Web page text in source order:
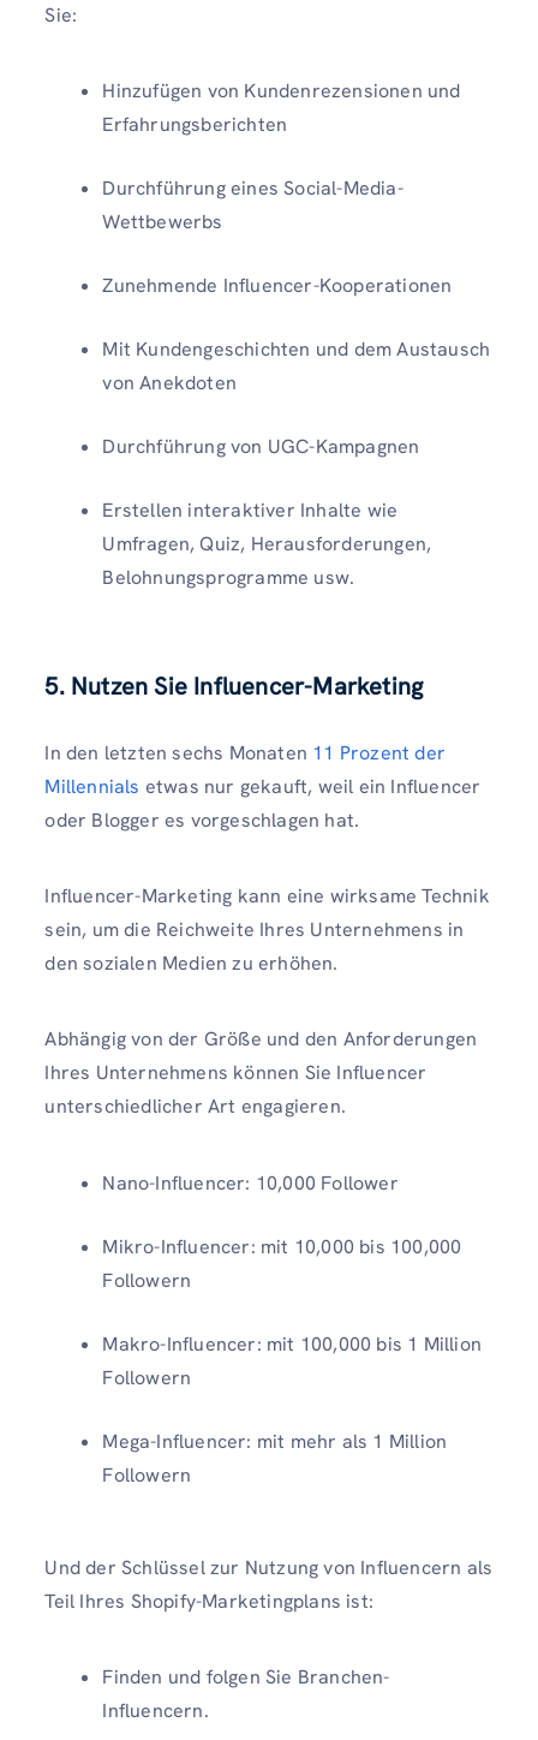
Sie:
Hinzufügen von Kundenrezensionen und
Erfahrungsberichten
Durchführung eines Social-Media-
Wettbewerbs
Zunehmende Influencer-Kooperationen
Mit Kundengeschichten und dem Austausch
von Anekdoten
Durchführung von UGC-Kampagnen
Erstellen interaktiver Inhalte wie
Umfragen, Quiz, Herausforderungen,
Belohnungsprogramme usw.
5. Nutzen Sie Influencer-Marketing
In den letzten sechs Monaten 11 Prozent der
Millennials etwas nur gekauft, weil ein Influencer
oder Blogger es vorgeschlagen hat.
Influencer-Marketing kann eine wirksame Technik
sein, um die Reichweite Ihres Unternehmens in
den sozialen Medien zu erhöhen.
Abhängig von der Größe und den Anforderungen
Ihres Unternehmens können Sie Influencer
unterschiedlicher Art engagieren.
Nano-Influencer: 10,000 Follower
Mikro-Influencer: mit 10,000 bis 100,000
Followern
Makro-Influencer: mit 100,000 bis 1 Million
Followern
Mega-Influencer: mit mehr als 1 Million
Followern
Und der Schlüssel zur Nutzung von Influencern als
Teil Ihres Shopify-Marketingplans ist:
Finden und folgen Sie Branchen-
Influencern.